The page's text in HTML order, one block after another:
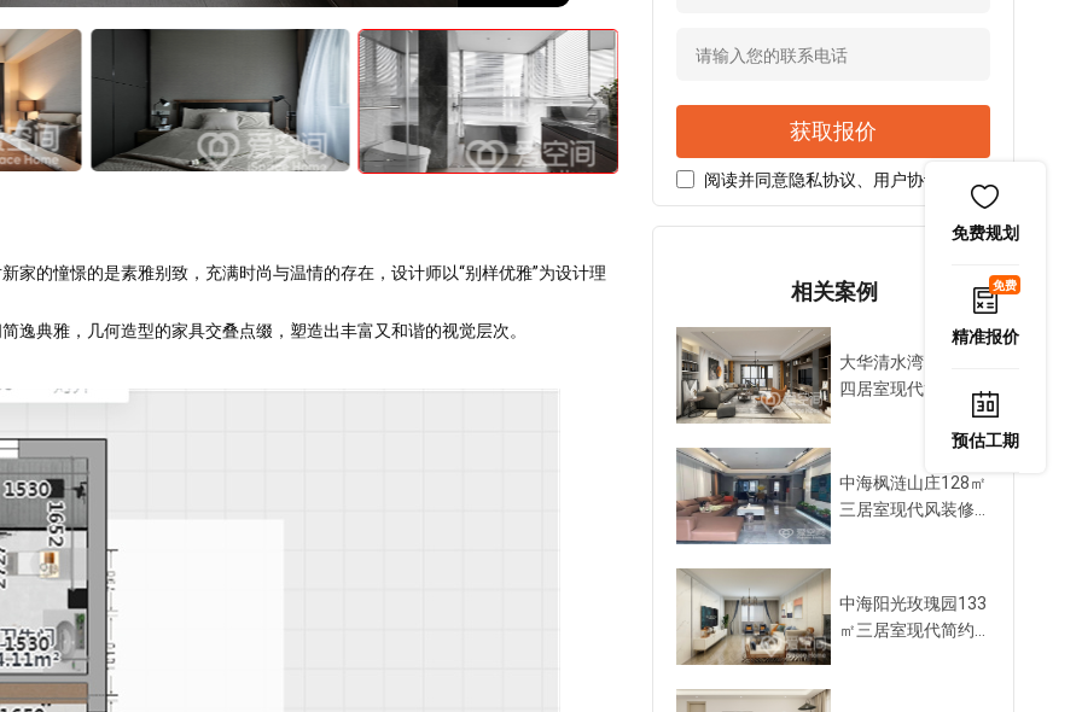
憧憬的是素雅别致，充满时尚与温情的存在，设计师以“别样优雅”为设计理
雅，几何造型的家具交叠点缀，塑造出丰富又和谐的视觉层次。
获取报价
阅读并同意隐私协议 用户协议
相关案例
大华清水湾146平米
四居室现代简约风装
中海枫涟山庄128㎡
三居室现代风装修案
中海阳光玫瑰园133
㎡三居室现代简约风
免费规划
免费
精准报价
预估工期